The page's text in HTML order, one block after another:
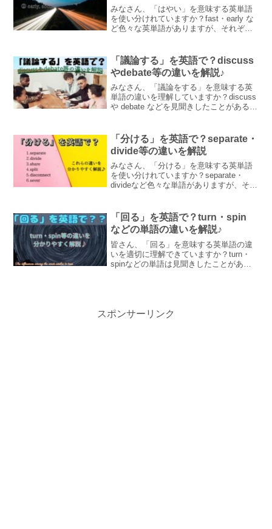
みなさん、「はやい」を意味する英単語
を使い分けれていますか？fast・early な
ど色々な英単語がありますが、それぞれ
かりやすく解説します♪
「議論する」を英語で？discuss
やdebate等の違いを解説♪
みなさん、「議論をする」を意味する英
単語の違いを理解していますか？discuss
や debate などを見聞きしたことがあると
やその違いについて例文とともに解説し
ます♪
「分ける」を英語で？separate・
divide等の違いを解説
みなさん、「分ける」を意味する英単語
を使い分けれていますか？separate・
divideなど色々な単語がありますが、それ
にわかりやすく解説します♪
「回る」を英語で？turn・spin
などの単語の違いを解説♪
皆さん、「回る」を意味する英単語の違
いを適切に理解できていますか？turn・
spinなどの単語は見聞きしたことがある
スポンサーリンク